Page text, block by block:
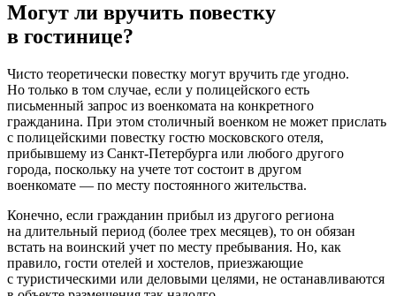
Могут ли вручить повестку
в гостинице?
Чисто теоретически повестку могут вручить где угодно.
Но только в том случае, если у полицейского есть
письменный запрос из военкомата на конкретного
гражданина. При этом столичный военком не может прислать
с полицейскими повестку гостю московского отеля,
прибывшему из Санкт-Петербурга или любого другого
города, поскольку на учете тот состоит в другом
военкомате — по месту постоянного жительства.
Конечно, если гражданин прибыл из другого региона
на длительный период (более трех месяцев), то он обязан
встать на воинский учет по месту пребывания. Но, как
правило, гости отелей и хостелов, приезжающие
с туристическими или деловыми целями, не останавливаются